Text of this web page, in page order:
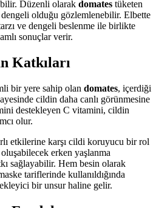
Düzenli olarak domates tüketen
olduğu gözlemlenebilir. Elbette
ve dengeli beslenme ile birlikte
sonuçlar verir.
Katkıları
bir yere sahip olan domates, içerdiği
cildin daha canlı görünmesine
destekleyen C vitamini, cildin
olur.
etkilerine karşı cildi koruyucu bir rol
erken yaşlanma
sağlayabilir. Hem besin olarak
tariflerinde kullanıldığında
bir unsur haline gelir.